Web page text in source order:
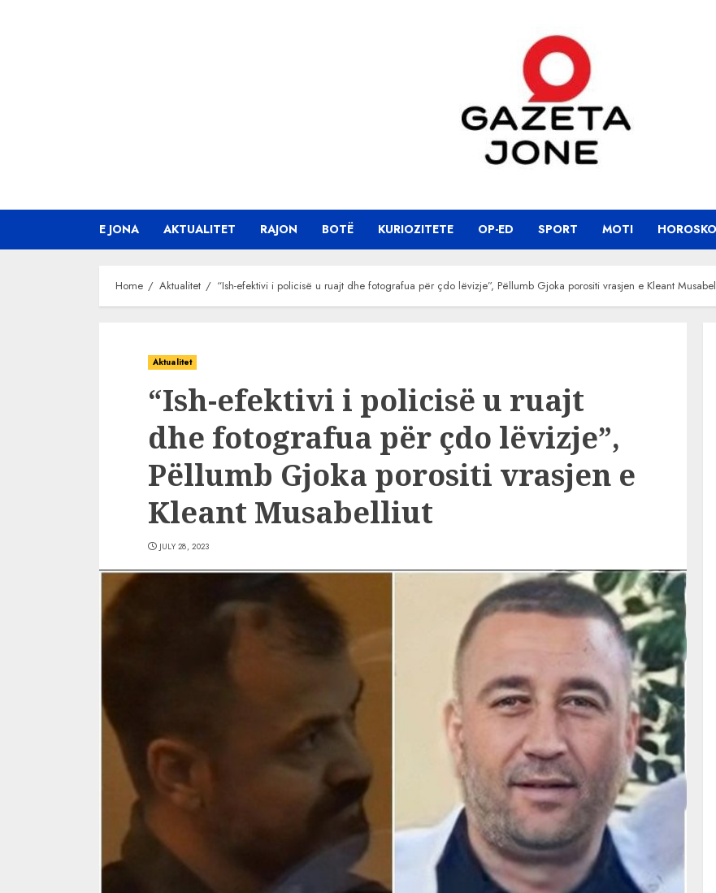
E JONA AKTUALITET RAJON BOTË KURIOZITETE OP-ED SPORT MOTI
Home Aktualitet “Ish-efektivi i policisë u ruajt dhe fotografua për çdo lëvizje”, Pëllumb Gjoka porositi vrasjen e Kleant
Aktualitet
“Ish-efektivi i policisë u ruajt
dhe fotografua për çdo lëvizje”,
Pëllumb Gjoka porositi vrasjen e
Kleant Musabelliut
JULY 28, 2023